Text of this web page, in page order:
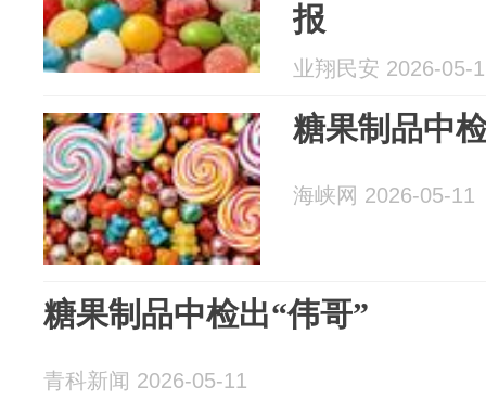
报
业翔民安 2026-05-
糖果制品中
海峡网 2026-05-11
糖果制品中检出“伟哥”
青科新闻 2026-05-11